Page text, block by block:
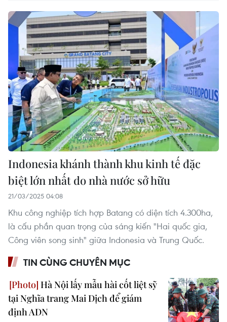
Indonesia khánh thành khu kinh tế đặc
biệt lớn nhất do nhà nước sở hữu
21/03/2025 04:08
Khu công nghiệp tích hợp Batang có diện tích 4.300ha,
là cấu phần quan trọng của sáng kiến "Hai quốc gia,
Công viên song sinh" giữa Indonesia và Trung Quốc.
TIN CÙNG CHUYÊN MỤC
Hà Nội lấy mẫu hài cốt liệt sỹ
tại Nghĩa trang Mai Dịch để giám
định ADN